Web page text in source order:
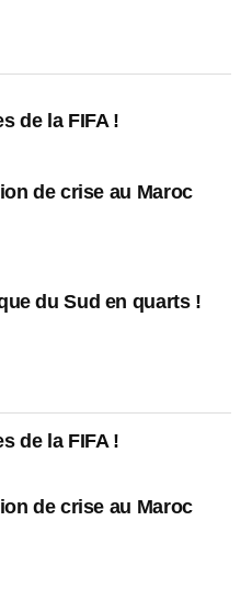
de la FIFA !
de crise au Maroc
du Sud en quarts !
de la FIFA !
de crise au Maroc